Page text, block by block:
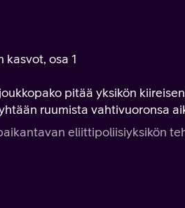
kasvot, osa 1
pitää yksikön
ruumista vahtivuoronsa
eliittipoliisiyksikön